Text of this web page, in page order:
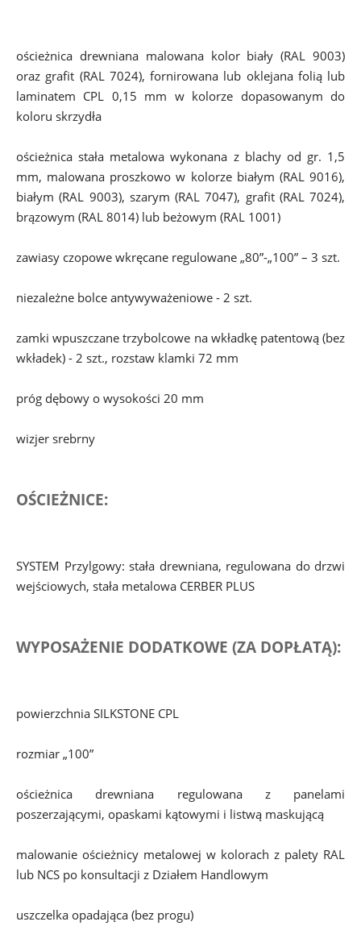
ościeżnica drewniana malowana kolor biały (RAL 9003)
oraz grafit (RAL 7024), fornirowana lub oklejana folią lub
laminatem CPL 0,15 mm w kolorze dopasowanym do
koloru skrzydła
ościeżnica stała metalowa wykonana z blachy od gr. 1,5
mm, malowana proszkowo w kolorze białym (RAL 9016),
białym (RAL 9003), szarym (RAL 7047), grafit (RAL 7024),
brązowym (RAL 8014) lub beżowym (RAL 1001)
zawiasy czopowe wkręcane regulowane „80”-„100” – 3 szt.
niezależne bolce antywyważeniowe - 2 szt.
zamki wpuszczane trzybolcowe na wkładkę patentową (bez
wkładek) - 2 szt., rozstaw klamki 72 mm
próg dębowy o wysokości 20 mm
wizjer srebrny
OŚCIEŻNICE:
SYSTEM Przylgowy: stała drewniana, regulowana do drzwi
wejściowych, stała metalowa CERBER PLUS
WYPOSAŻENIE DODATKOWE (ZA DOPŁATĄ):
powierzchnia SILKSTONE CPL
rozmiar „100”
ościeżnica drewniana regulowana z panelami
poszerzającymi, opaskami kątowymi i listwą maskującą
malowanie ościeżnicy metalowej w kolorach z palety RAL
lub NCS po konsultacji z Działem Handlowym
uszczelka opadająca (bez progu)